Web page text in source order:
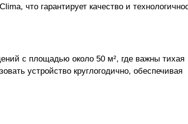
что гарантирует качество и
с площадью около 50 м², где важны тихая
устройство круглогодично, обеспечивая